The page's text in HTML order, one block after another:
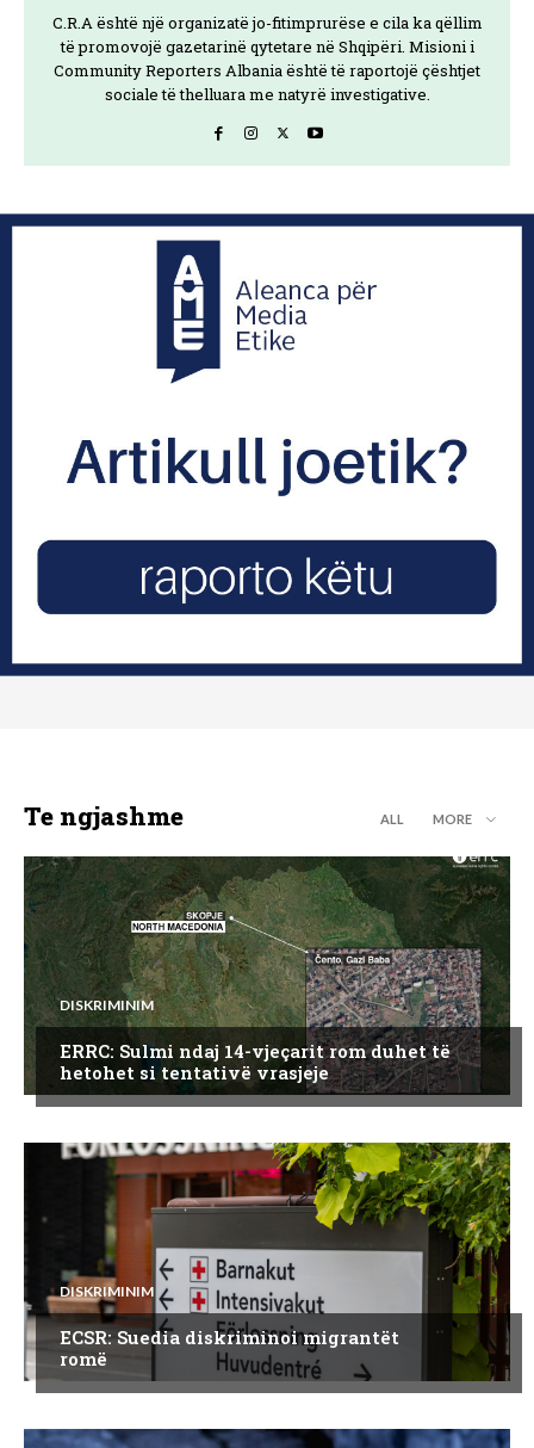
C.R.A është një organizatë jo-fitimprurëse e cila ka qëllim
të promovojë gazetarinë qytetare në Shqipëri. Misioni i
Community Reporters Albania është të raportojë çështjet
sociale të thelluara me natyrë investigative.
Te ngjashme ALL MORE
DISKRIMINIM
ERRC: Sulmi ndaj 14-vjeçarit rom duhet të
hetohet si tentativë vrasjeje
DISKRIMINIM
ECSR: Suedia diskriminoi migrantët
romë